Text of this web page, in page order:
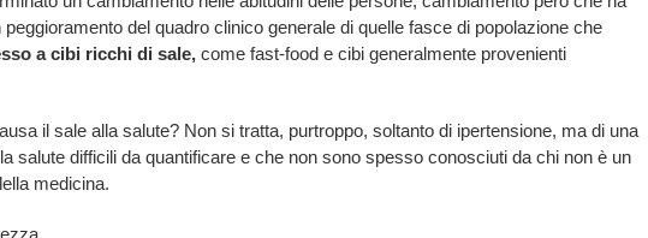
del quadro clinico generale di quelle fasce di popolazione che
a cibi ricchi di sale, come fast-food e cibi generalmente provenienti
il sale alla salute? Non si tratta, purtroppo, soltanto di ipertensione, ma di una
salute difficili da quantificare e che non sono spesso conosciuti da chi non è un
medicina.